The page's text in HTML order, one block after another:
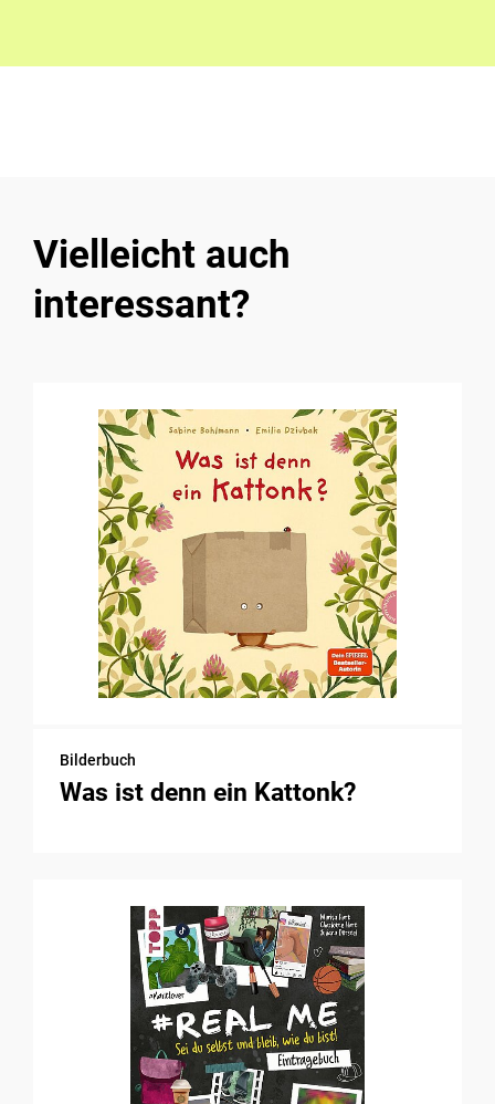
Vielleicht auch
interessant?
Bilderbuch
Was ist denn ein Kattonk?